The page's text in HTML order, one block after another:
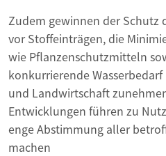
Zudem gewinnen der Schutz
vor Stoffeinträgen, die
wie Pflanzenschutzmitteln
konkurrierende
und Landwirtschaft
Entwicklungen führen zu
enge Abstimmung aller
machen